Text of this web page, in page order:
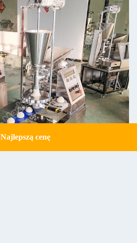
Najlepszą cenęGet a Quote